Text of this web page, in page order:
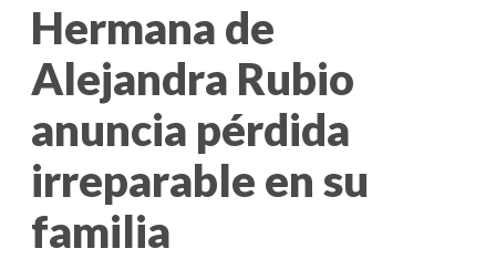
Hermana de
Alejandra Rubio
anuncia pérdida
irreparable en su
familia